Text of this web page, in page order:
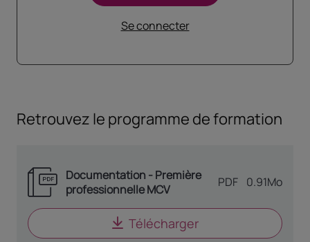
Se connecter
Retrouvez le programme de formation
Documentation - Première
professionnelle MCV
TYPE DE
PDF 0.91Mo
Téléchargerle document